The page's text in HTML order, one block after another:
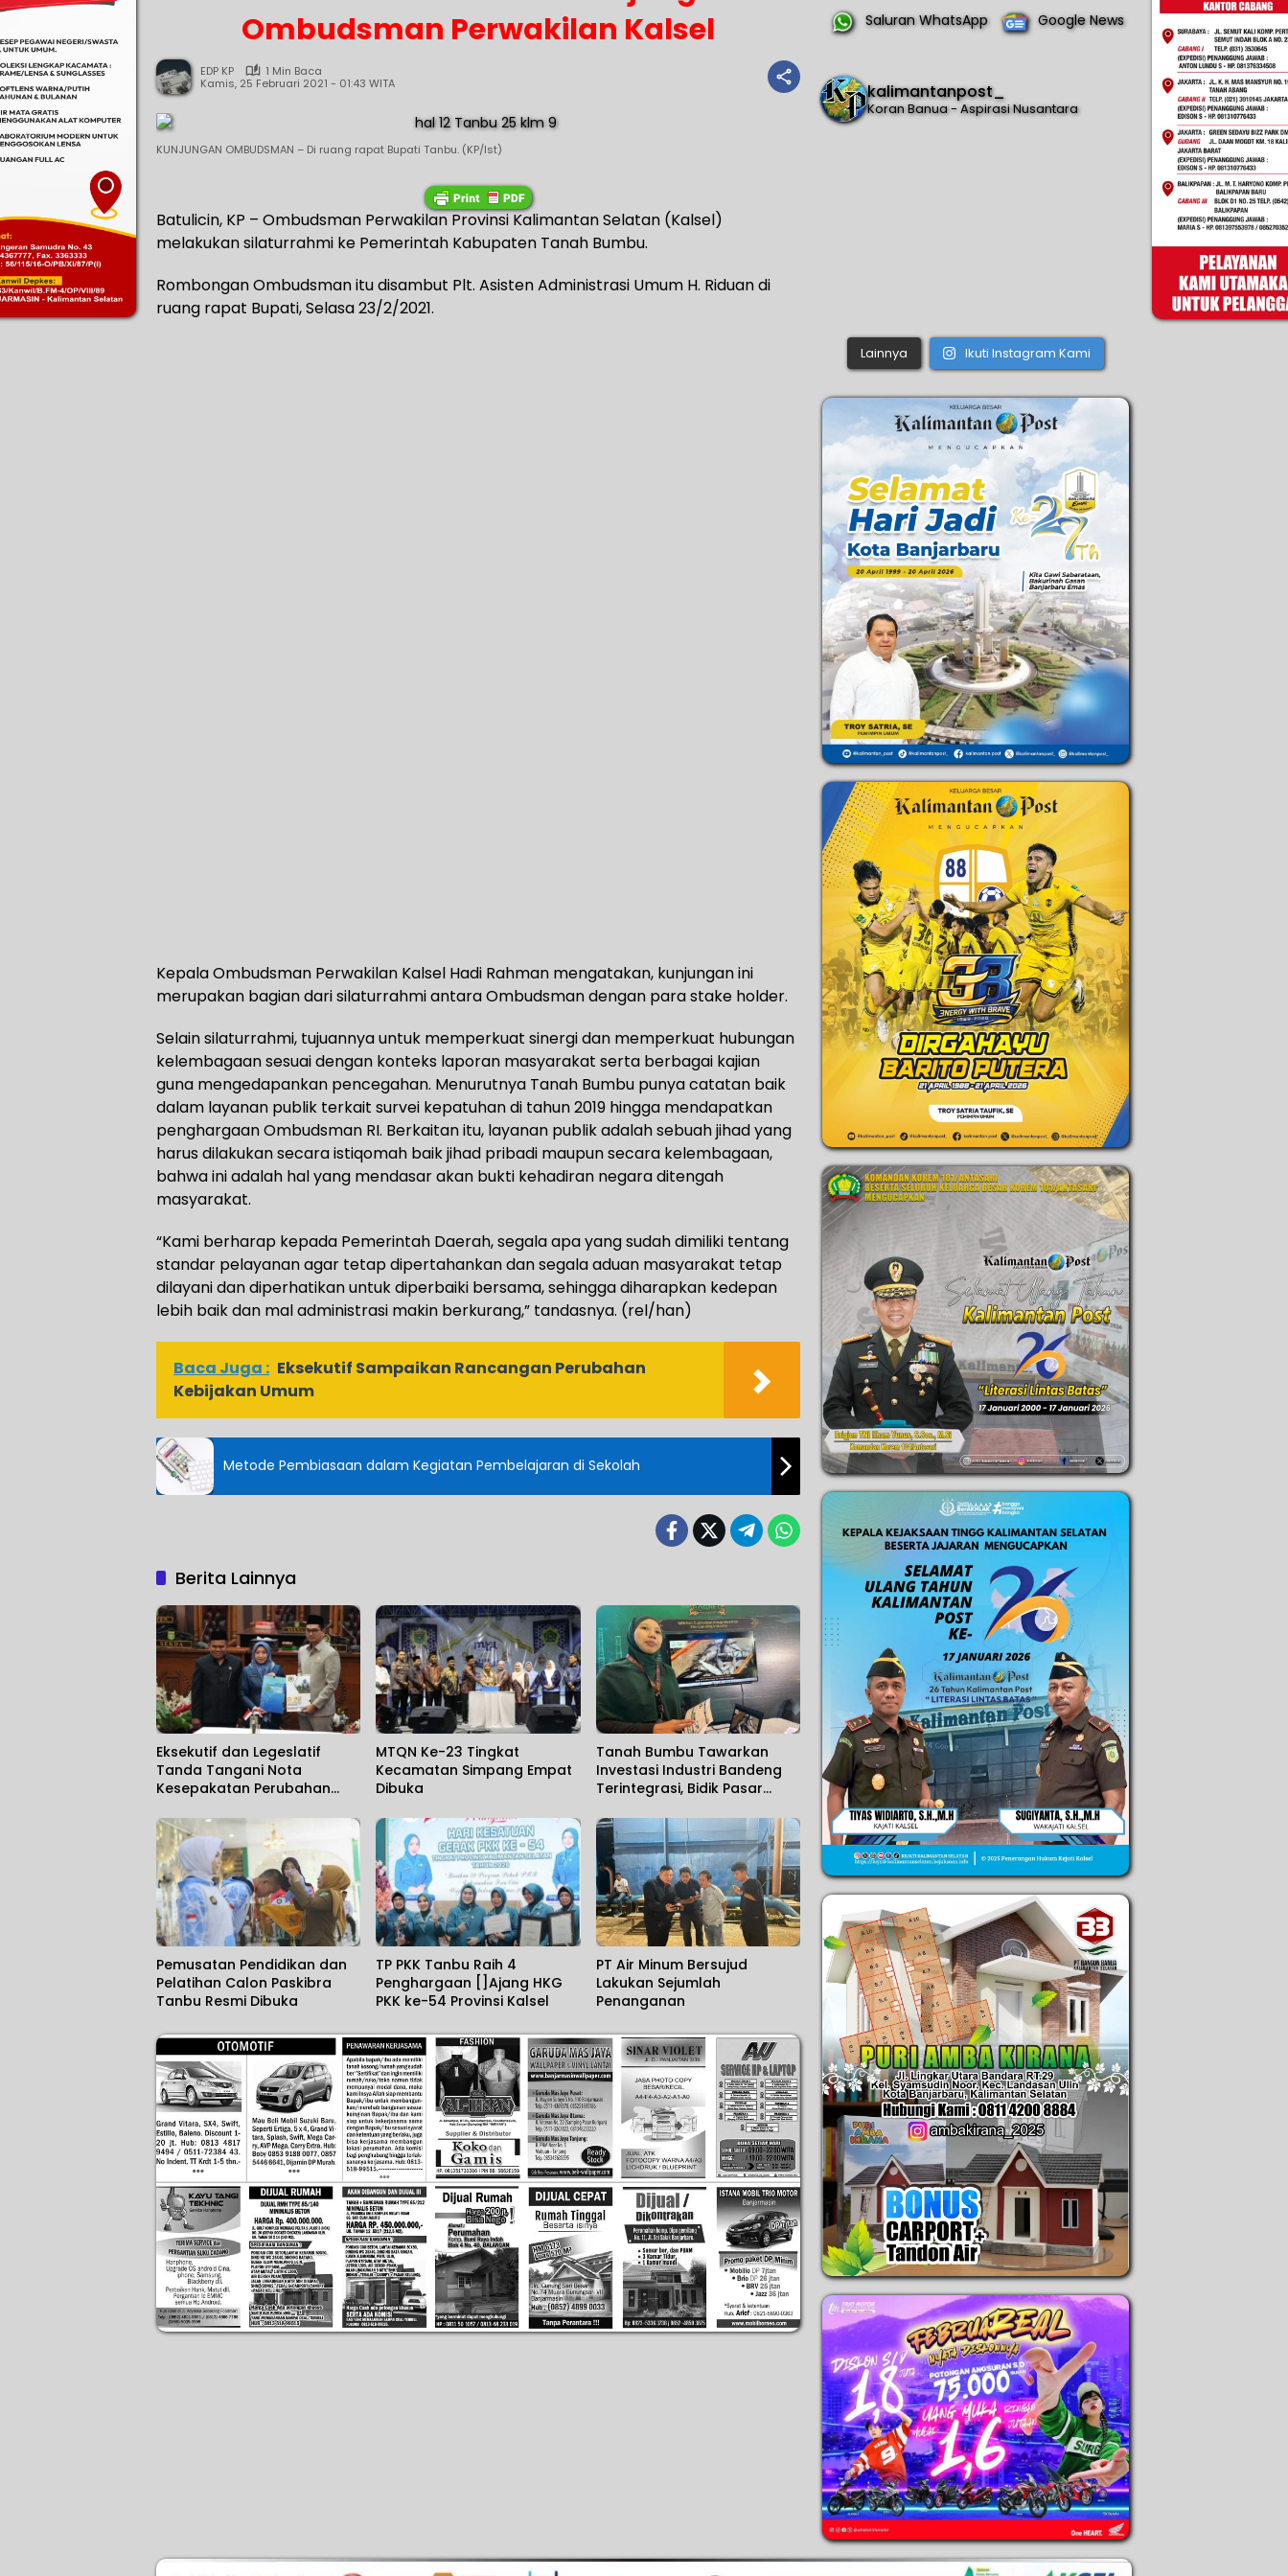
Ombudsman Perwakilan Kalsel
EDP KP
1 Min Baca
Kamis, 25 Februari 2021 - 01:43 WITA
KUNJUNGAN OMBUDSMAN – Di ruang rapat Bupati Tanbu. (KP/Ist)
Batulicin, KP – Ombudsman Perwakilan Provinsi Kalimantan Selatan (Kalsel)
melakukan silaturrahmi ke Pemerintah Kabupaten Tanah Bumbu.
Rombongan Ombudsman itu disambut Plt. Asisten Administrasi Umum H. Riduan di
ruang rapat Bupati, Selasa 23/2/2021.
Kepala Ombudsman Perwakilan Kalsel Hadi Rahman mengatakan, kunjungan ini
merupakan bagian dari silaturrahmi antara Ombudsman dengan para stake holder.
Selain silaturrahmi, tujuannya untuk memperkuat sinergi dan memperkuat hubungan
kelembagaan sesuai dengan konteks laporan masyarakat serta berbagai kajian
guna mengedapankan pencegahan. Menurutnya Tanah Bumbu punya catatan baik
dalam layanan publik terkait survei kepatuhan di tahun 2019 hingga mendapatkan
penghargaan Ombudsman RI. Berkaitan itu, layanan publik adalah sebuah jihad yang
harus dilakukan secara istiqomah baik jihad pribadi maupun secara kelembagaan,
bahwa ini adalah hal yang mendasar akan bukti kehadiran negara ditengah
masyarakat.
“Kami berharap kepada Pemerintah Daerah, segala apa yang sudah dimiliki tentang
standar pelayanan agar tetap dipertahankan dan segala aduan masyarakat tetap
dilayani dan diperhatikan untuk diperbaiki bersama, sehingga diharapkan kedepan
lebih baik dan mal administrasi makin berkurang,” tandasnya. (rel/han)
Baca Juga : Eksekutif Sampaikan Rancangan Perubahan
Kebijakan Umum
Metode Pembiasaan dalam Kegiatan Pembelajaran di Sekolah
Berita Lainnya
Eksekutif dan Legeslatif
Tanda Tangani Nota
Kesepakatan Perubahan
MTQN Ke-23 Tingkat
Kecamatan Simpang Empat
Dibuka
Tanah Bumbu Tawarkan
Investasi Industri Bandeng
Terintegrasi, Bidik Pasar
Pemusatan Pendidikan dan
Pelatihan Calon Paskibra
Tanbu Resmi Dibuka
TP PKK Tanbu Raih 4
Penghargaan []Ajang HKG
PKK ke-54 Provinsi Kalsel
PT Air Minum Bersujud
Lakukan Sejumlah
Penanganan
Saluran WhatsApp Google News
kalimantanpost_
Koran Banua - Aspirasi Nusantara
Lainnya Ikuti Instagram Kami